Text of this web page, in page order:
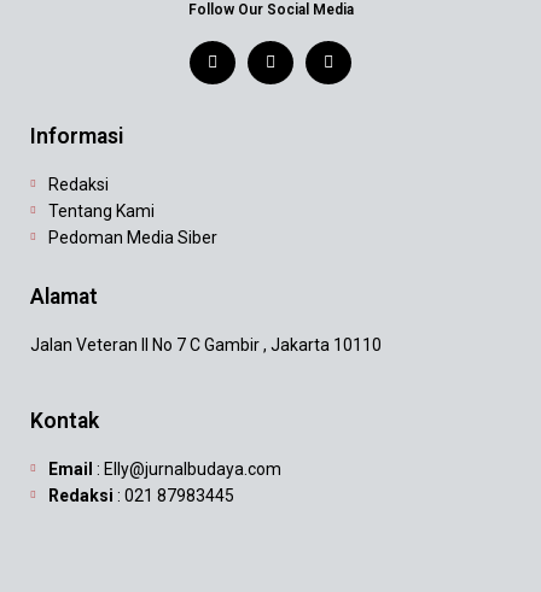
Follow Our Social Media
Informasi
Redaksi
Tentang Kami
Pedoman Media Siber
Alamat
Jalan Veteran II No 7 C Gambir , Jakarta 10110
Kontak
Email : Elly@jurnalbudaya.com
Redaksi : 021 87983445